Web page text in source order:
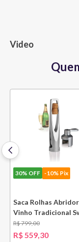
Video
30% OFF -10% Pix
Saca Rolhas
Vinho Tradicional
Ply Le Creuset
R$799,00
R$ 559,30